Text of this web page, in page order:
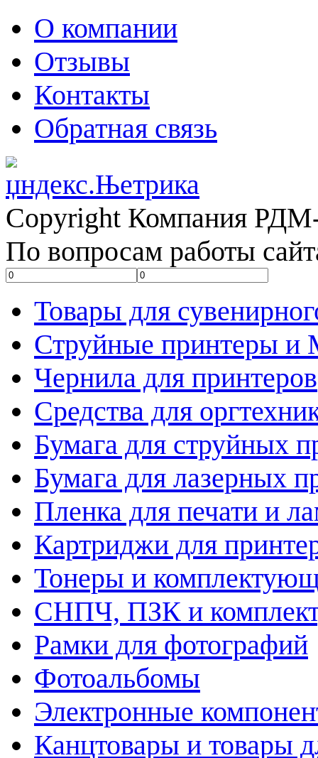
О компании
Отзывы
Контакты
Обратная связь
Copyright Компания
По вопросам работы
Товары для
Струйные принтеры
Чернила для принтеров
Средства для
Бумага для струйных
Бумага для лазерных
Пленка для печати и
Картриджи для
Тонеры и
СНПЧ, ПЗК и
Рамки для фотографий
Фотоальбомы
Электронные
Канцтовары и товары